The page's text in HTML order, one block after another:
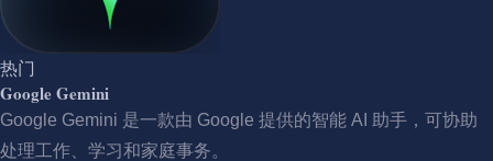
热门
Google Gemini
Google Gemini 是一款由 Google 提供的智能 AI 助手，可协助
处理工作、学习和家庭事务。